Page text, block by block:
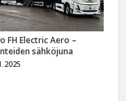
FH Electric Aero –
sähköjuna